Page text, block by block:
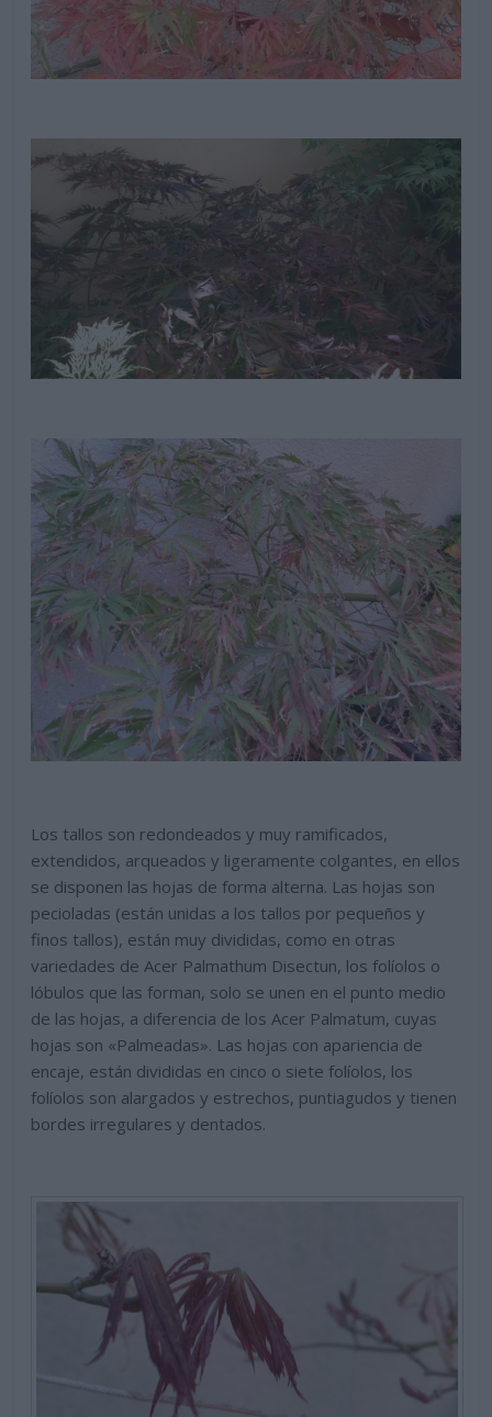
Los tallos son redondeados y muy ramificados,
extendidos, arqueados y ligeramente colgantes, en ellos
se disponen las hojas de forma alterna. Las hojas son
pecioladas (están unidas a los tallos por pequeños y
finos tallos), están muy divididas, como en otras
variedades de Acer Palmathum Disectun, los folíolos o
lóbulos que las forman, solo se unen en el punto medio
de las hojas, a diferencia de los Acer Palmatum, cuyas
hojas son «Palmeadas». Las hojas con apariencia de
encaje, están divididas en cinco o siete folíolos, los
folíolos son alargados y estrechos, puntiagudos y tienen
bordes irregulares y dentados.